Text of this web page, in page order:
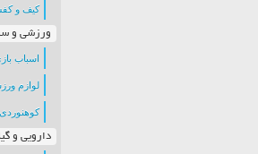
کیف و
ورزشی و
اسباب
لوازم
دارویی و